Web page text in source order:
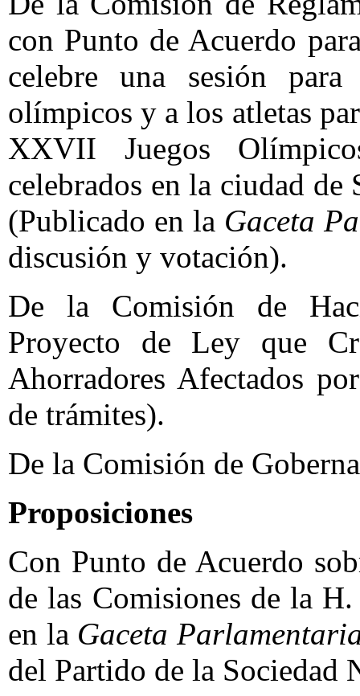
con Punto de Acuerdo
celebre una sesión
olímpicos y a los atletas
XXVII Juegos
celebrados en la ciudad
(Publicado en la Gaceta
discusión y votación).
De la Comisión de
Proyecto de Ley que
Ahorradores Afectados
de trámites).
De la Comisión de
Proposiciones
Con Punto de Acuerdo
de las Comisiones de la
en la Gaceta
del Partido de la Sociedad